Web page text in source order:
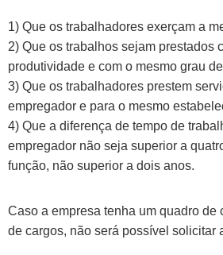
1) Que os trabalhadores exerçam a
2) Que os trabalhos sejam prestados
produtividade e com o mesmo grau
3) Que os trabalhadores prestem
empregador e para o mesmo
4) Que a diferença de tempo de
empregador não seja superior a
função, não superior a dois anos.
Caso a empresa tenha um quadro de
de cargos, não será possível solicitar